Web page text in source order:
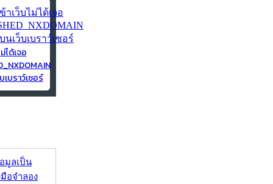
ได้เจอ
บราว์เซอร์
มูลเป็น
อจำลอง